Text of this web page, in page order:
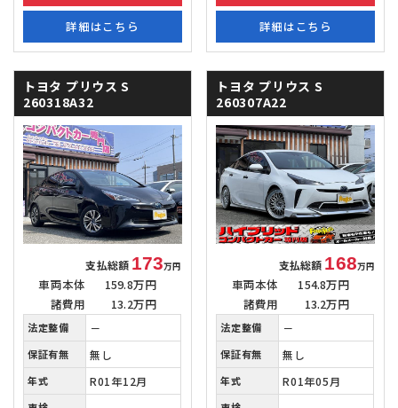
詳細はこちら 詳細はこちら
トヨタ プリウスS
260318A32
支払総額 173万円
車両本体
159.8万円
諸費用
13.2万円
法定整備 －
保証有無 無し
年式 R01年12月
トヨタ プリウス S
260307A22
支払総額 168万円
車両本体
154.8万円
諸費用
13.2万円
法定整備 －
保証有無 無し
年式 R01年05月